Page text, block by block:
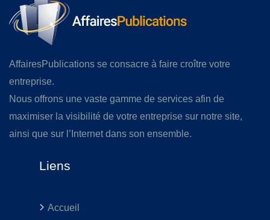
AffairesPublications se consacre à faire croître votre
entreprise.
Nous offrons une vaste gamme de services afin de
maximiser la visibilité de votre entreprise sur notre site,
ainsi que sur l’Internet dans son ensemble.
Liens
Accueil